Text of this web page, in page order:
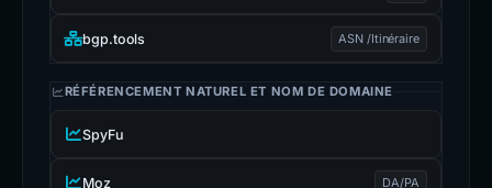
bgp.tools ASN /Itinéraire
RÉFÉRENCEMENT NATUREL ET NOM DE DOMAINE
SpyFu
Moz DA/PA